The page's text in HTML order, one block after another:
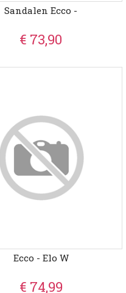
Sandalen Ecco -
€ 73,90
Ecco - Elo W
€ 74,99